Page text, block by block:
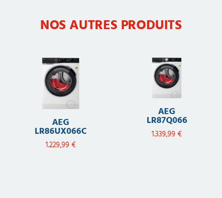
NOS AUTRES PRODUITS
AEG
LR86UX066C
1.229,99 €
AEG
LR87Q066
1.339,99 €